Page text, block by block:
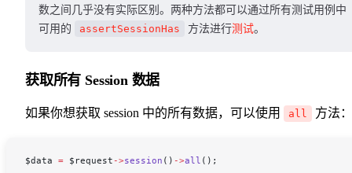
数之间几乎没有实际区别。两种方法都可以通过所有测试用例中
可用的
assertSessionHas 方法进行测试。
获取所有 Session 数据
如果你想获取 session 中的所有数据，可以使用 all 方法：
$data = $request ->session () ->all ();